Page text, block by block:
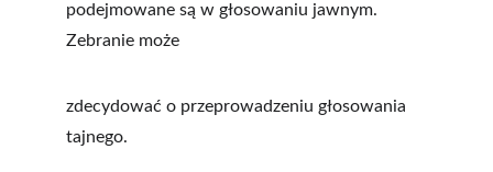
podejmowane są w głosowaniu jawnym.
Zebranie może
zdecydować o przeprowadzeniu głosowania
tajnego.